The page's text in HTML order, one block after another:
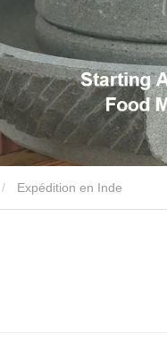
Expédition en Inde